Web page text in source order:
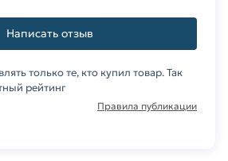
Написать отзыв
только те, кто купил товар. Так
рейтинг
Правила публикации